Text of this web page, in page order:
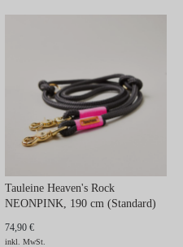
Tauleine Heaven's Rock
NEONPINK, 190 cm (Standard)
74,90 €
inkl. MwSt.